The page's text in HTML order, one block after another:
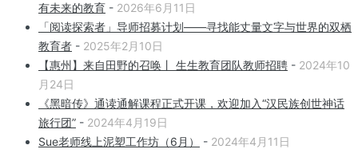
有未来的教育 - 2026年6月11日
「阅读探索者」导师招募计划——寻找能丈量文字与世界的双栖
教育者 - 2025年2月10日
【惠州】来自田野的召唤丨 生生教育团队教师招聘 - 2024年10
月24日
《黑暗传》通读通解课程正式开课，欢迎加入“汉民族创世神话
旅行团” - 2024年4月19日
Sue老师线上泥塑工作坊（6月）
- 2024年4月11日